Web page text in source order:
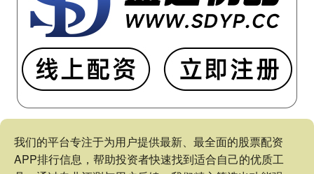
我们的平台专注于为用户提供最新、最全面的股票配资
APP排行信息，帮助投资者快速找到适合自己的优质工